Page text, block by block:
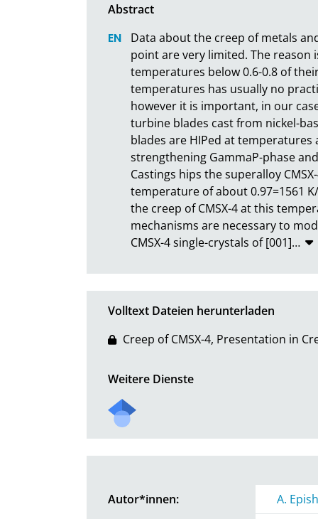
Data about the creep of metals
point are very limited. The reason
temperatures below 0.6-0.8 of
temperatures has usually no
however it is important, in our
turbine blades cast from nickel-
blades are HIPed at
strengthening GammaP-phase
Castings hips the superalloy
temperature of about 0.97=1561
the creep of CMSX-4 at this
mechanisms are necessary to
CMSX-4 single-crystals of [001]…
Volltext Dateien herunterladen
Creep of CMSX-4, Presentation in
Weitere Dienste
Autor*innen:
A.